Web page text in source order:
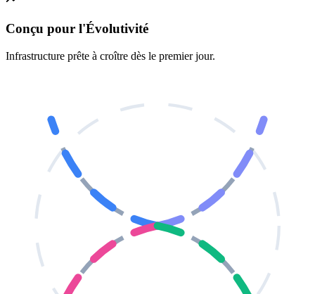
Conçu pour l'Évolutivité
Infrastructure prête à croître dès le premier jour.